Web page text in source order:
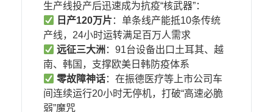
生产线投产后迅速成为抗疫“核武器”：
​日产120万片​ ​：单条线产能抵10条传统
产线，24小时运转满足百万人需求
​​远征三大洲​ ​：91台设备出口土耳其、越
南、韩国，支撑欧美日韩防疫体系
​​零故障神话​​：在振德医疗等上市公司车
间连续运行20小时无停机，打破“高速必脆
弱”魔咒